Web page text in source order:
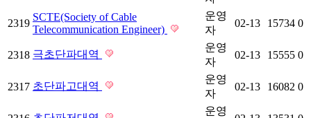
2319
SCTE(Society of Cable
Telecommunication Engineer)
운영
자
02-13 15734 0
2318 극초단파대역
운영
자
02-13 15555 0
2317 초단파고대역
운영
자
02-13 16082 0
운영